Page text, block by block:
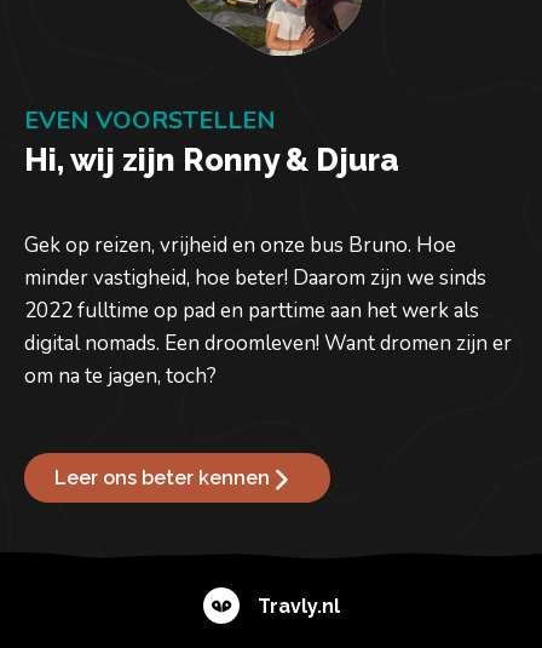
EVEN VOORSTELLEN
Hi, wij zijn Ronny & Djura
Gek op reizen, vrijheid en onze bus Bruno. Hoe
minder vastigheid, hoe beter! Daarom zijn we sinds
2022 fulltime op pad en parttime aan het werk als
digital nomads. Een droomleven! Want dromen zijn er
om na te jagen, toch?
Leer ons beter kennen
Travly.nl